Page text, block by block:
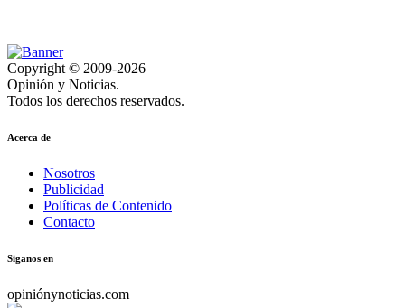
Copyright © 2009-2026
Opinión y Noticias.
Todos los derechos reservados.
Acerca de
Nosotros
Publicidad
Políticas de Contenido
Contacto
Siganos en
opiniónynoticias.com